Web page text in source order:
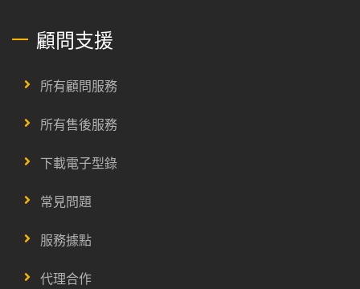
顧問支援
所有顧問服務
所有售後服務
下載電子型錄
常見問題
服務據點
代理合作